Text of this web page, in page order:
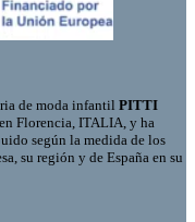
de moda infantil PITTI
Florencia, ITALIA, y ha
según la medida de los
su región y de España en su